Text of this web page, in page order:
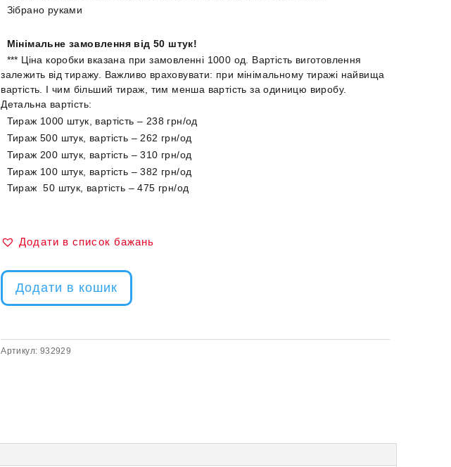
Зібрано руками
Мінімальне замовлення від 50 штук!
*** Ціна коробки вказана при замовленні 1000 од. Вартість виготовлення
залежить від тиражу. Важливо враховувати: при мінімальному тиражі найвища
вартість. І чим більший тираж, тим менша вартість за одиницю виробу.
Детальна вартість:
Тираж 1000 штук, вартість – 238 грн/од
Тираж 500 штук, вартість – 262 грн/од
Тираж 200 штук, вартість – 310 грн/од
Тираж 100 штук, вартість – 382 грн/од
Тираж 50 штук, вартість – 475 грн/од
Додати в список бажань
Додати в кошик
Артикул: 932929